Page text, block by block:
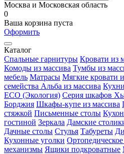
Москва и Московская область
0
Ваша корзина пуста
Оформить
Каталог
Спальные гарнитуры Кровати из
Комоды из массива Тумбы из
мебель Матрасы Мягкие кровати
семейства Альба из массива
ECO (Экология) Серия шкафов
Борджия Шкафы-купе из массива
стяжкой Письменные столы
гостиной Зеркала Дамские
Дачные столы Стулья Табуреты
Кухонные уголки
механизмы Ящики подкроватные